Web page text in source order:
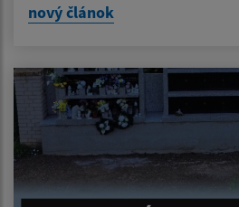
nový článok